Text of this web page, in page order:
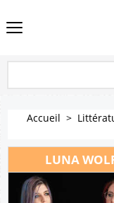
Accueil >
LUNA